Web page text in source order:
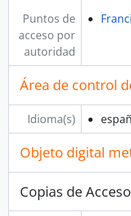
Puntos de
acceso por
autoridad
Área de control
Idioma(s)
Objeto digital
Copias de Acceso